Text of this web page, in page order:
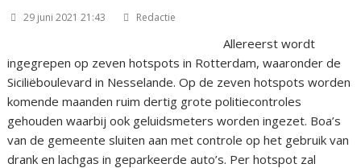
29 juni 2021 21:43 Redactie
Allereerst wordt
ingegrepen op zeven hotspots in Rotterdam, waaronder de
Siciliëboulevard in Nesselande. Op de zeven hotspots worden
komende maanden ruim dertig grote politiecontroles
gehouden waarbij ook geluidsmeters worden ingezet. Boa’s
van de gemeente sluiten aan met controle op het gebruik van
drank en lachgas in geparkeerde auto’s. Per hotspot zal